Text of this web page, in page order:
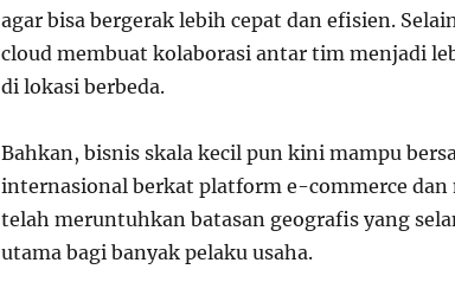
agar bisa bergerak lebih cepat dan efisien.
cloud membuat kolaborasi antar tim menjadi
di lokasi berbeda.
Bahkan, bisnis skala kecil pun kini mampu
internasional berkat platform e-commerce dan
telah meruntuhkan batasan geografis yang
utama bagi banyak pelaku usaha.